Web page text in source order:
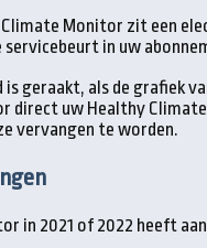
Monitor zit een
in uw
geraakt, als de grafiek
direct uw Healthy
vervangen te worden.
in 2021 of 2022 heeft